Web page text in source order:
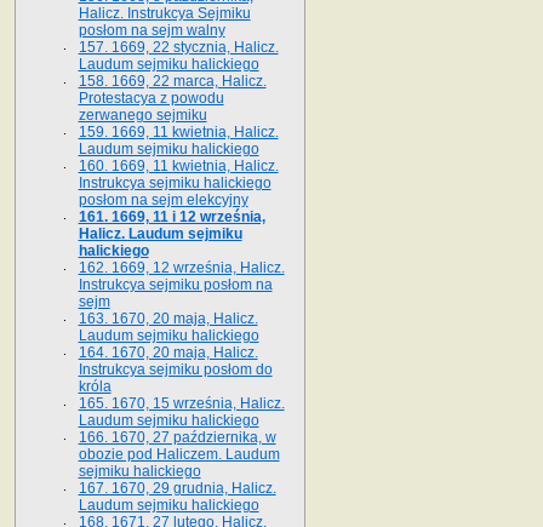
Halicz. Instrukcya Sejmiku
posłom na sejm walny
157. 1669, 22 stycznia, Halicz.
Laudum sejmiku halickiego
158. 1669, 22 marca, Halicz.
Protestacya z powodu
zerwanego sejmiku
159. 1669, 11 kwietnia, Halicz.
Laudum sejmiku halickiego
160. 1669, 11 kwietnia, Halicz.
Instrukcya sejmiku halickiego
posłom na sejm elekcyjny
161. 1669, 11 i 12 września,
Halicz. Laudum sejmiku
halickiego
162. 1669, 12 września, Halicz.
Instrukcya sejmiku posłom na
sejm
163. 1670, 20 maja, Halicz.
Laudum sejmiku halickiego
164. 1670, 20 maja, Halicz.
Instrukcya sejmiku posłom do
króla
165. 1670, 15 września, Halicz.
Laudum sejmiku halickiego
166. 1670, 27 października, w
obozie pod Haliczem. Laudum
sejmiku halickiego
167. 1670, 29 grudnia, Halicz.
Laudum sejmiku halickiego
168. 1671, 27 lutego, Halicz.